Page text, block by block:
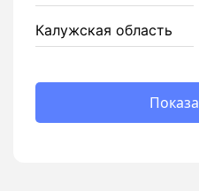
Калужская область